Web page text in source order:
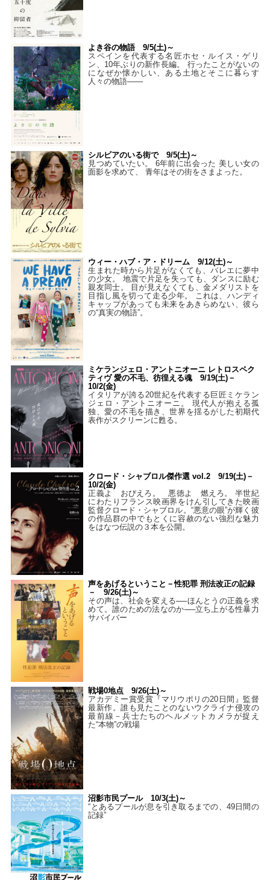
よき谷の物語 9/5(土)～
スペインを代表する名匠ホセ・ルイス・ゲリ
ン、10年ぶりの新作長編。 行ったことがないの
になぜか懐かしい、ある土地とそこに暮らす
人々の物語――
シルビアのいる街で 9/5(土)～
見つめていたい。 6年前に出会った 美しい女の
面影を求めて、 青年はその街をさまよった。
ウィー・ハブ・ア・ドリーム 9/12(土)～
生まれた時から片足がなくても、バレエに夢中
の少女。 地震で片足を失っても、ダンスに励む
親友同士。 目が見えなくても、金メダリストを
目指し風を切って走る少年。 これは、ハンディ
キャップがあっても未来をあきらめない、彼ら
の“真実の物語”。
ミケランジェロ・アントニオーニ レトロスペク
ティヴ 愛の不毛、彷徨える魂 9/19(土)－
10/2(金)
イタリアが誇る20世紀を代表する巨匠ミケラン
ジェロ・アントニオーニ。 現代人が抱える孤
独、愛の不毛を描き、世界を揺るがした初期代
表作がスクリーンに甦る。
クロード・シャブロル傑作選 vol.2 9/19(土)－
10/2(金)
正義よ おびえろ。 悪徳よ 燃えろ。 半世紀
にわたりフランス映画界をけん引してきた映画
監督クロード・シャブロル。“悪意の眼”が輝く彼
の作品群の中でもとくに容赦のない強烈な魅力
をはなつ伝説の３本を公開。
声をあげるということ－性犯罪 刑法改正の記録
－ 9/26(土)～
その声は、社会を変える──ほんとうの正義を求
めて。誰のための法なのか──立ち上がる性暴力
サバイバー
戦場0地点 9/26(土)～
アカデミー賞受賞『マリウポリの20日間』監督
最新作。誰も見たことのないウクライナ侵攻の
最前線－兵士たちのヘルメットカメラが捉え
た“本物”の戦場
沼影市民プール 10/3(土)～
“とあるプールが息を引き取るまでの、49日間の
記録”